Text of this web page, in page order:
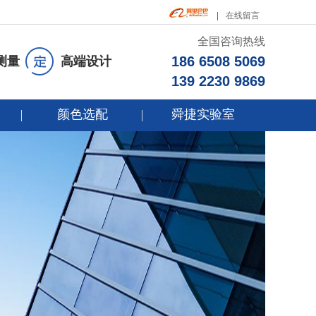
在线留言
量 高端设计
全国咨询热线
186 6508 5069
139 2230 9869
颜色选配 舜捷实验室